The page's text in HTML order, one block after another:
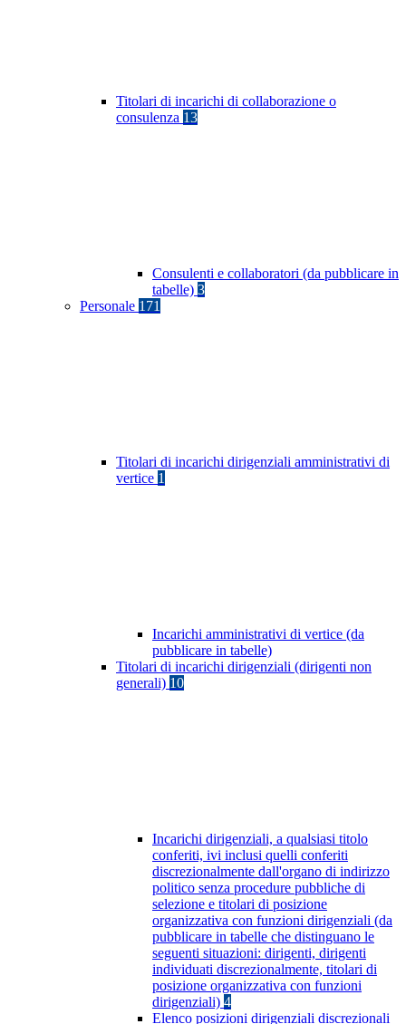
Titolari di incarichi di collaborazione o
consulenza 13
Consulenti e collaboratori (da pubblicare in
tabelle) 3
Personale 171
Titolari di incarichi dirigenziali amministrativi di
vertice 1
Incarichi amministrativi di vertice (da
pubblicare in tabelle)
Titolari di incarichi dirigenziali (dirigenti non
generali) 10
Incarichi dirigenziali, a qualsiasi titolo
conferiti, ivi inclusi quelli conferiti
discrezionalmente dall'organo di indirizzo
politico senza procedure pubbliche di
selezione e titolari di posizione
organizzativa con funzioni dirigenziali (da
pubblicare in tabelle che distinguano le
seguenti situazioni: dirigenti, dirigenti
individuati discrezionalmente, titolari di
posizione organizzativa con funzioni
dirigenziali) 4
Elenco posizioni dirigenziali discrezionali